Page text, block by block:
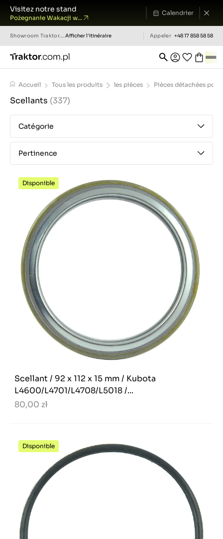
Visitez notre stand
Pożegnanie Wakacji w...
Calendrier
Showroom Traktor.com.pl Afficher l'itinéraire Appeler +48 17 858 58 58
Accueil Tous les produits les pièces Pièces détachées
Scellants (337)
Catégorie
Pertinence
Disponible
Scellant / 92 x 112 x 15 mm / Kubota
L4600/L4701/L4708/L5018 /...
80,00 zł
Disponible